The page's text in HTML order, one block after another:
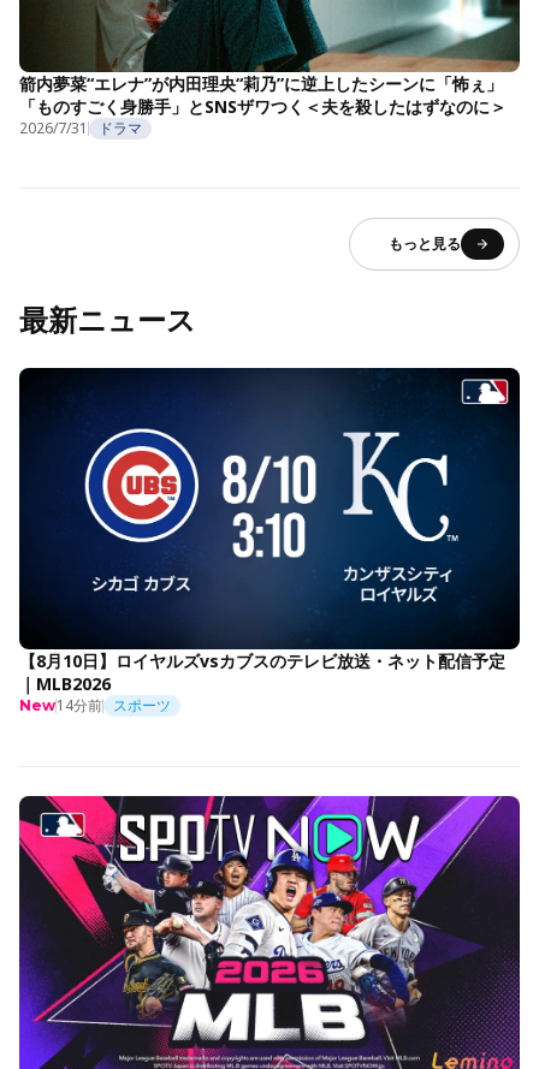
箭内夢菜“エレナ”が内田理央“莉乃”に逆上したシーンに「怖ぇ」
「ものすごく身勝手」とSNSザワつく＜夫を殺したはずなのに＞
2026/7/31 ドラマ
もっと見る
最新ニュース
【8月10日】ロイヤルズvsカブスのテレビ放送・ネット配信予定
｜MLB2026
New14分前 スポーツ